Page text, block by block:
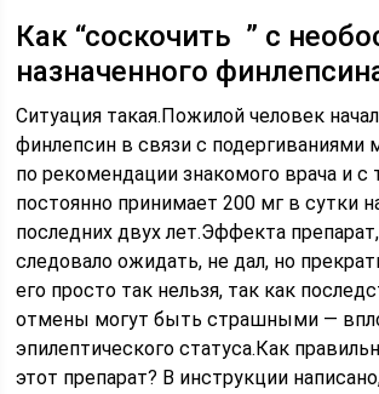
Как “соскочить ­ ” с
назначенного
Ситуация такая.Пожилой человек
финлепсин в связи с
по рекомендации знакомого врача и с
постоянно принимает 200 мг в сутки
последних двух лет.Эффекта
следовало ожидать, не дал, но
его просто так нельзя, так как
отмены могут быть страшными —
эпилептического статуса.Как
этот препарат? В инструкции